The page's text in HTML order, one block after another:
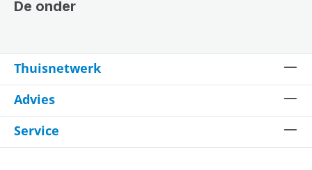
De onder
Thuisnetwerk
Advies
Service